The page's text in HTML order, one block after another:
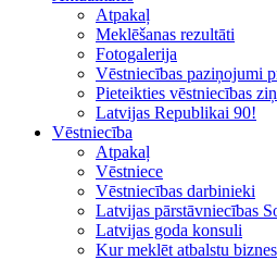
Atpakaļ
Meklēšanas rezultāti
Fotogalerija
Vēstniecības paziņojumi
Pieteikties vēstniecības
Latvijas Republikai 90!
Vēstniecība
Atpakaļ
Vēstniece
Vēstniecības darbinieki
Latvijas pārstāvniecības
Latvijas goda konsuli
Kur meklēt atbalstu